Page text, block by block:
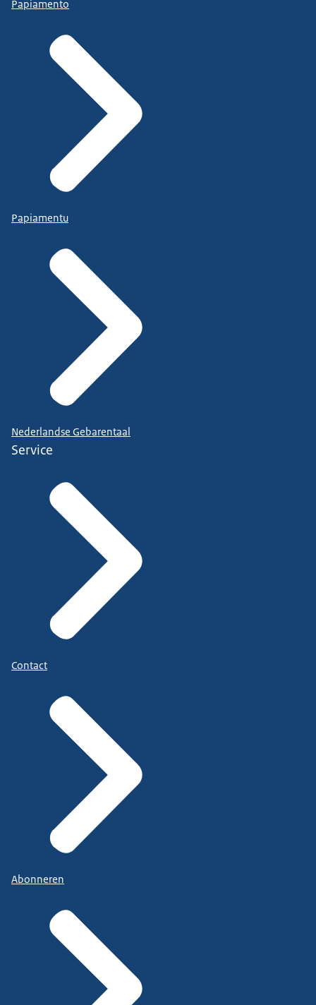
Papiamento
Papiamentu
Nederlandse Gebarentaal
Service
Contact
Abonneren